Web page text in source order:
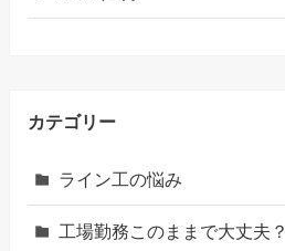
カテゴリー
ライン工の悩み
工場勤務このままで大丈夫？